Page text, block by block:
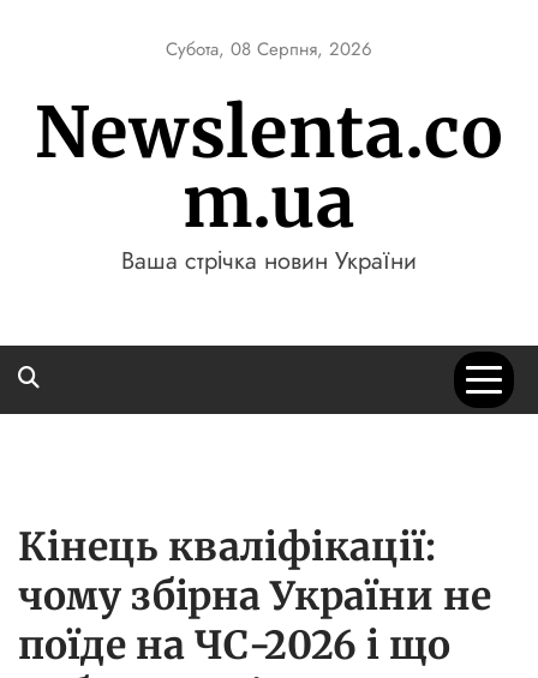
Субота, 08 Серпня, 2026
Newslenta.co
m.ua
Ваша стрічка новин України
Кінець кваліфікації:
чому збірна України не
поїде на ЧС-2026 і що